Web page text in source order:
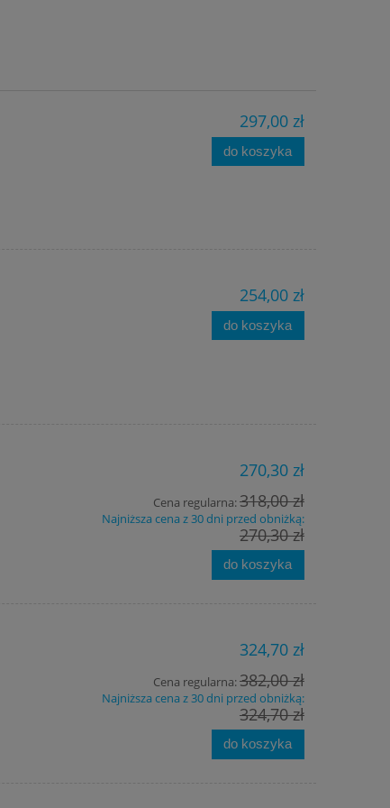
297,00 zł
do koszyka
254,00 zł
do koszyka
270,30 zł
Cena regularna:318,00 zł
Najniższa cena z 30 dni przed obniżką:
270,30 zł
do koszyka
324,70 zł
Cena regularna:382,00 zł
Najniższa cena z 30 dni przed obniżką:
324,70 zł
do koszyka